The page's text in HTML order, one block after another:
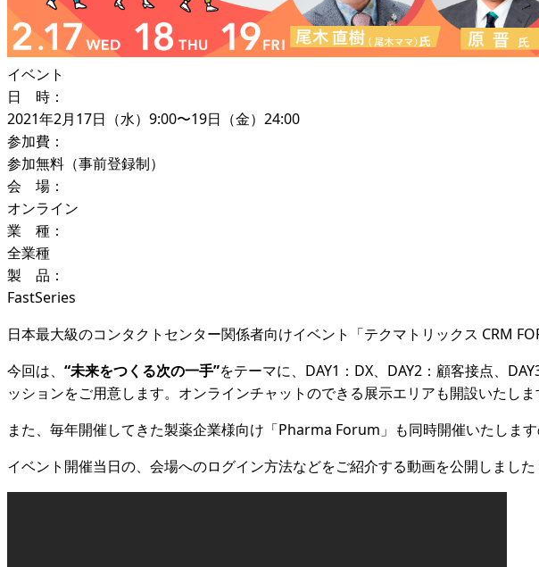
イベント
日 時：
2021年2月17日（水）9:00〜19日（金）24:00
参加費：
参加無料（事前登録制）
会 場：
オンライン
業 種：
全業種
製 品：
FastSeries
日本最大級のコンタクトセンター関係者向けイベント「テクマトリックス CRM
今回は、 “未来をつくる次の一手”をテーマに、DAY1：DX、DAY2：顧客接点、
ッションをご用意します。オンラインチャットのできる展示エリアも開設いたしま
また、毎年開催してきた製薬企業様向け「Pharma Forum」も同時開催いたします
イベント開催当日の、会場へのログイン方法などをご紹介する動画を公開しました